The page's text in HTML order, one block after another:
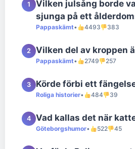
1
Vilken julsång borde
sjunga på ett
Pappaskämt• 4493 383
2 Vilken del av kroppen
Pappaskämt• 2749 257
3 Körde förbi ett
Roliga historier• 484 39
4 Vad kallas det när
Göteborgshumor• 522 45